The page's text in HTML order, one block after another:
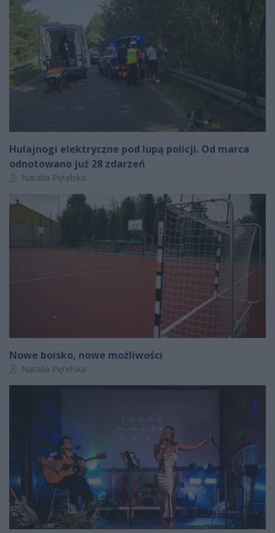
Hulajnogi elektryczne pod lupą policji. Od marca
odnotowano już 28 zdarzeń
Autor artykułu:
Natalia Pętelska
Nowe boisko, nowe możliwości
Autor artykułu:
Natalia Pętelska